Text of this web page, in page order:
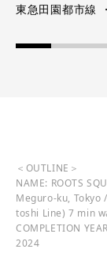
東急田園都市線
＜OUTLINE＞
NAME: ROOTS
Meguro-ku, Tokyo
toshi Line) 7 min
COMPLETION
2024